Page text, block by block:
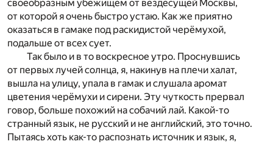
своеобразным убежищем от вездесущей Москвы,
от которой я очень быстро устаю. Как же приятно
оказаться в гамаке под раскидистой черёмухой,
подальше от всех сует.
Так было и в то воскресное утро. Проснувшись
от первых лучей солнца, я, накинув на плечи халат,
вышла на улицу, упала в гамак и слушала аромат
цветения черёмухи и сирени. Эту чуткость прервал
говор, больше похожий на собачий лай. Какой-то
странный язык, не русский и не английский, это точно.
Пытаясь хоть как-то распознать источник и язык, я,